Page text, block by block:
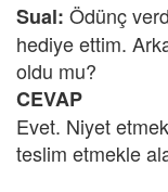
Sual: Ödünç
hediye ettim.
oldu mu?
CEVAP
Evet. Niyet
teslim etmekle